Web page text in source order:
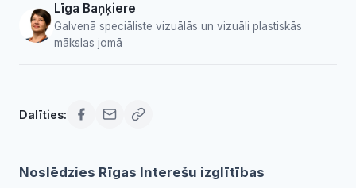
Līga Baņķiere
Galvenā speciāliste vizuālās un vizuāli plastiskās
mākslas jomā
Dalīties:
Noslēdzies Rīgas Interešu izglītības